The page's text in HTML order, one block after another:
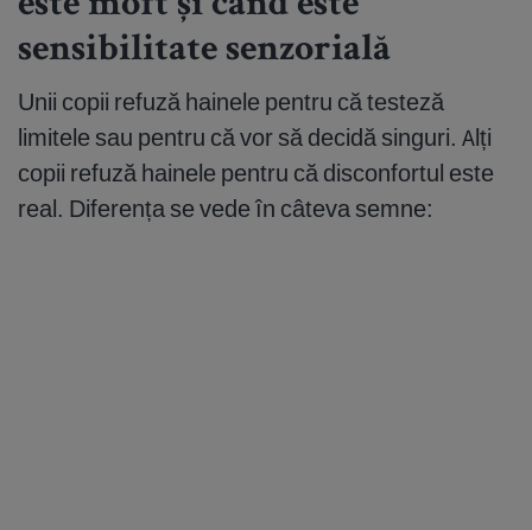
sensibilitate senzorială
Unii copii refuză hainele pentru că testeză
limitele sau pentru că vor să decidă singuri. Alți
copii refuză hainele pentru că disconfortul este
real. Diferența se vede în câteva semne: